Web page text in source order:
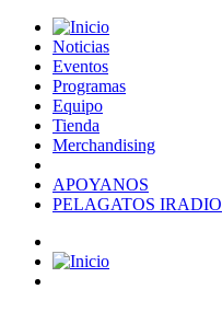
Noticias
Eventos
Programas
Equipo
Tienda
Merchandising
APOYANOS
PELAGATOS IRADIO